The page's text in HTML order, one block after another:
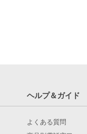
ヘルプ＆ガイド
よくある質問